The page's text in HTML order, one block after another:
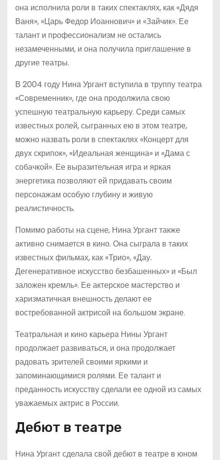
она исполнила роли в таких спектаклях, как «Дядя
Ваня», «Царь Федор Иоаннович» и «Зайчик». Ее
талант и профессионализм не остались
незамеченными, и она получила приглашение в
другие театры.
В 2004 году Нина Ургант вступила в труппу театра
«Современник», где она продолжила свою
успешную театральную карьеру. Среди самых
известных ролей, сыгранных ею в этом театре,
можно назвать роли в спектаклях «Концерт для
двух скрипок», «Идеальная женщина» и «Дама с
собачкой». Ее выразительная игра и яркая
энергетика позволяют ей придавать своим
персонажам особую глубину и живую
реалистичность.
Помимо работы на сцене, Нина Ургант также
активно снимается в кино. Она сыграла в таких
известных фильмах, как «Трио», «Дау.
Дегенеративное искусство безбашенных» и «Был
заложен кремль». Ее актерское мастерство и
харизматичная внешность делают ее
востребованной актрисой на большом экране.
Театральная и кино карьера Нины Ургант
продолжает развиваться, и она продолжает
радовать зрителей своими яркими и
запоминающимися ролями. Ее талант и
преданность искусству сделали ее одной из самых
уважаемых актрис в России.
Дебют в театре
Нина Ургант сделала свой дебют в театре в юном